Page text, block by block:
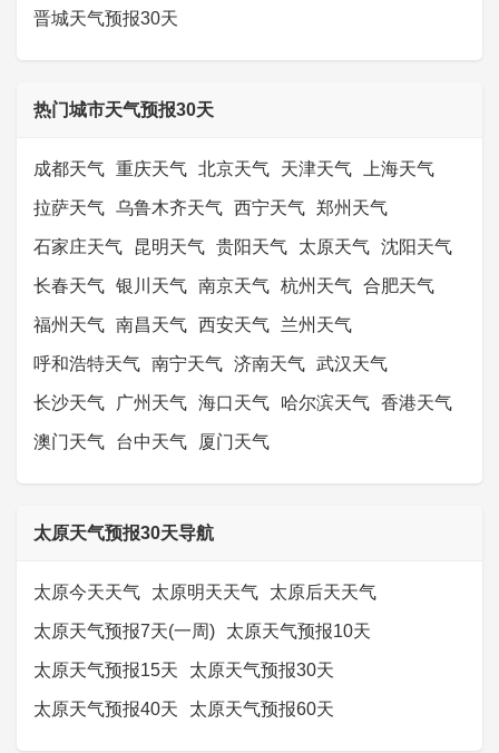
晋城天气预报30天
热门城市天气预报30天
成都天气 重庆天气 北京天气 天津天气 上海天气
拉萨天气 乌鲁木齐天气 西宁天气 郑州天气
石家庄天气 昆明天气 贵阳天气 太原天气 沈阳天气
长春天气 银川天气 南京天气 杭州天气 合肥天气
福州天气 南昌天气 西安天气 兰州天气
呼和浩特天气 南宁天气 济南天气 武汉天气
长沙天气 广州天气 海口天气 哈尔滨天气 香港天气
澳门天气 台中天气 厦门天气
太原天气预报30天导航
太原今天天气 太原明天天气 太原后天天气
太原天气预报7天(一周) 太原天气预报10天
太原天气预报15天 太原天气预报30天
太原天气预报40天 太原天气预报60天